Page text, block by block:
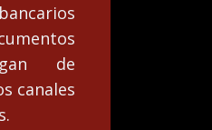
de
canales